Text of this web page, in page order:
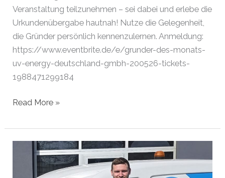
Veranstaltung teilzunehmen – sei dabei und erlebe die
Urkundenübergabe hautnah! Nutze die Gelegenheit,
die Gründer persönlich kennenzulernen. Anmeldung:
https://www.eventbrite.de/e/grunder-des-monats-
uv-energy-deutschland-gmbh-200526-tickets-
1988471299184
Gründer
Monats
Mai
Read More »